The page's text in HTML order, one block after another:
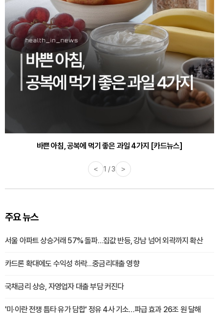
바쁜 아침, 공복에 먹기 좋은 과일 4가지 [카드뉴스]
30대부터 유병률 2배...여자에게 꼭 필요한 검사는? [카드뉴스]
< 1 / 3 >
주요 뉴스
서울 아파트 상승거래 57% 돌파…집값 반등, 강남 넘어 외곽까지 확산
카드론 확대에도 수익성 하락…중금리대출 영향
국채금리 상승, 자영업자 대출 부담 커진다
'미·이란 전쟁 틈타 유가 담합' 정유 4사 기소…파급 효과 26조 원 달해